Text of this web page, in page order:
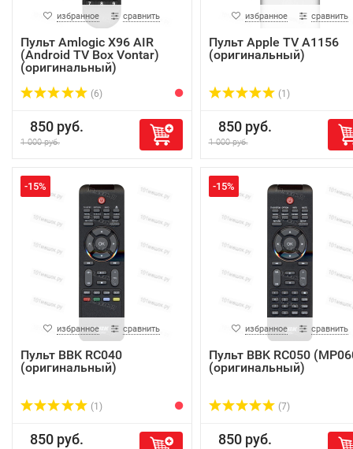
избранное сравнить
Пульт Amlogic X96 AIR
(Android TV Box Vontar)
(оригинальный)
(6)
850 руб.
1 000 руб.
избранное сравнить
Пульт Apple TV A1156
(оригинальный)
(1)
850 руб.
1 000 руб.
-15%
избранное сравнить
Пульт BBK RC040
(оригинальный)
(1)
850 руб.
-15%
избранное сравнить
Пульт BBK RC050
(оригинальный)
(7)
850 руб.